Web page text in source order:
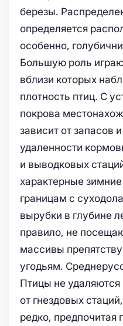
березы.
определяется
особенно,
Большую роль
вблизи которых
плотность птиц. С
покрова
зависит от запасов
удаленности
и выводковых
характерные
границам с
вырубки в глубине
правило, не
массивы
угодьям.
Птицы не
от гнездовых
редко, предпочитая